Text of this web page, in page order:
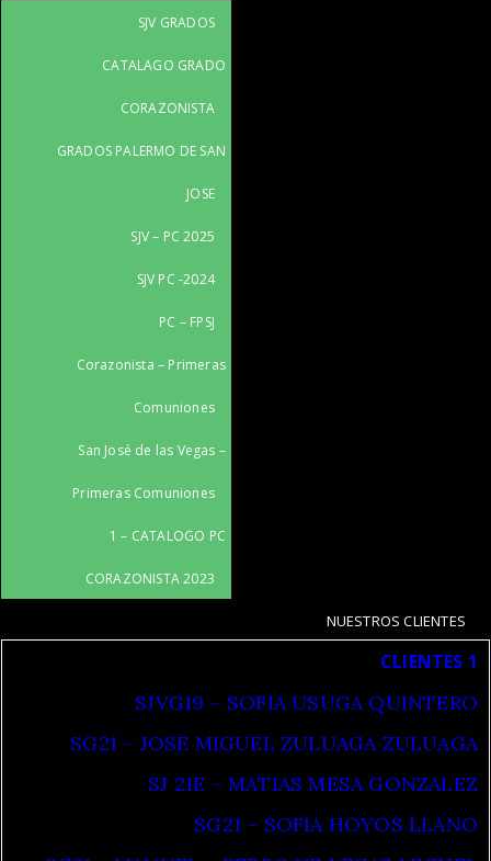
SJV GRADOS
CATALAGO GRADO
CORAZONISTA
GRADOS PALERMO DE SAN
JOSE
SJV – PC 2025
SJV PC -2024
PC – FPSJ
Corazonista – Primeras
Comuniones
San José de las Vegas –
Primeras Comuniones
1 – CATALOGO PC
CORAZONISTA 2023
NUESTROS CLIENTES
CLIENTES 1
SJVG19 – SOFIA USUGA QUINTERO
SG21 – JOSE MIGUEL ZULUAGA ZULUAGA
SJ 21E – MATIAS MESA GONZALEZ
SG21 – SOFIA HOYOS LLANO